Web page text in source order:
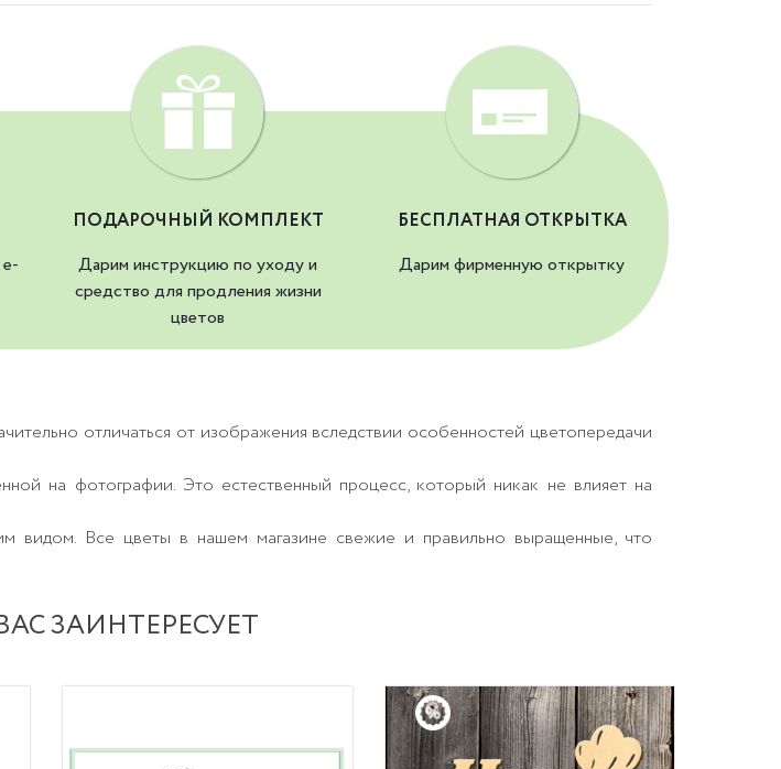
ПОДАРОЧНЫЙ КОМПЛЕКТ
Дарим инструкцию по уходу и
средство для продления жизни
цветов
БЕСПЛАТНАЯ ОТКРЫТКА
Дарим фирменную открытку
отличаться от изображения вследствии особенностей цветопередачи
на фотографии. Это естественный процесс, который никак не влияет на
видом. Все цветы в нашем магазине свежие и правильно выращенные, что
ЗАИНТЕРЕСУЕТ